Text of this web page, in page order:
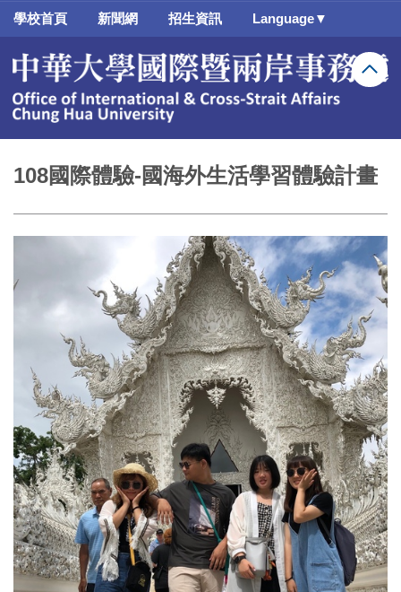
跳
要
容
學校首頁 新聞網 招生資訊 Language▼
108國際體驗-國海外生活學習體驗計畫